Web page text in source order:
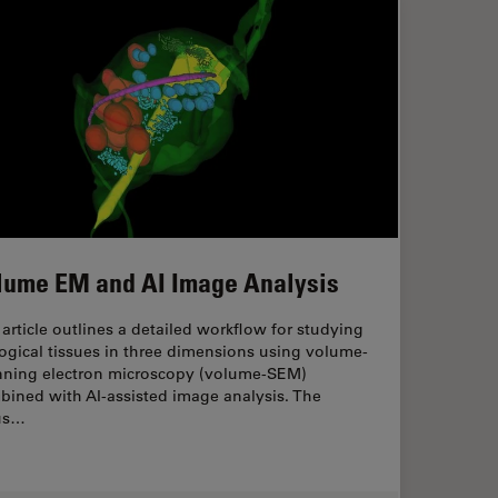
EM and AI Image Analysis
outlines a detailed workflow for studying
tissues in three dimensions using volume-
electron microscopy (volume-SEM)
with AI-assisted image analysis. The